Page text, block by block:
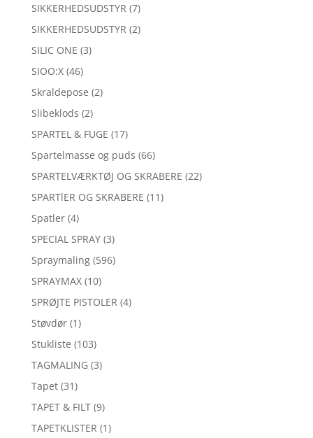
SIKKERHEDSUDSTYR (7)
SIKKERHEDSUDSTYR (2)
SILIC ONE (3)
SIOO:X (46)
Skraldepose (2)
Slibeklods (2)
SPARTEL & FUGE (17)
Spartelmasse og puds (66)
SPARTELVÆRKTØJ OG SKRABERE (22)
SPARTlER OG SKRABERE (11)
Spatler (4)
SPECIAL SPRAY (3)
Spraymaling (596)
SPRAYMAX (10)
SPRØJTE PISTOLER (4)
Støvdør (1)
Stukliste (103)
TAGMALING (3)
Tapet (31)
TAPET & FILT (9)
TAPETKLISTER (1)